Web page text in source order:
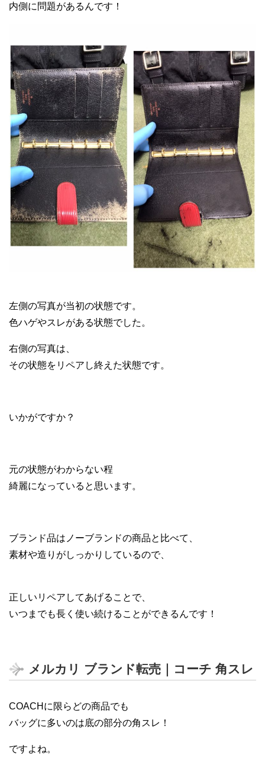
内側に問題があるんです！
左側の写真が当初の状態です。
色ハゲやスレがある状態でした。
右側の写真は、
その状態をリペアし終えた状態です。
いかがですか？
元の状態がわからない程
綺麗になっていると思います。
ブランド品はノーブランドの商品と比べて、
素材や造りがしっかりしているので、
正しいリペアしてあげることで、
いつまでも長く使い続けることができるんです！
メルカリ ブランド転売｜コーチ 角スレ
COACHに限らどの商品でも
バッグに多いのは底の部分の角スレ！
ですよね。